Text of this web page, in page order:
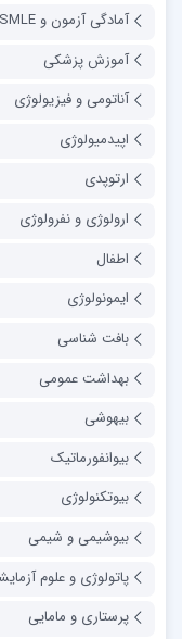
آمادگی آزمون و USMLE
آموزش پزشکی
آناتومی و فیزیولوژی
اپیدمیولوژی
ارتوپدی
ارولوژی و نفرولوژی
اطفال
ایمونولوژی
بافت شناسی
بهداشت عمومی
بیهوشی
بیوانفورماتیک
بیوتکنولوژی
بیوشیمی و شیمی
پاتولوژی و علوم
پرستاری و مامایی